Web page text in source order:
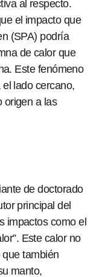
al respecto.
el impacto que
(SPA) podría
de calor que
Este fenómeno
lado cercano,
origen a las
de doctorado
principal del
impactos como el
Este calor no
también
manto,